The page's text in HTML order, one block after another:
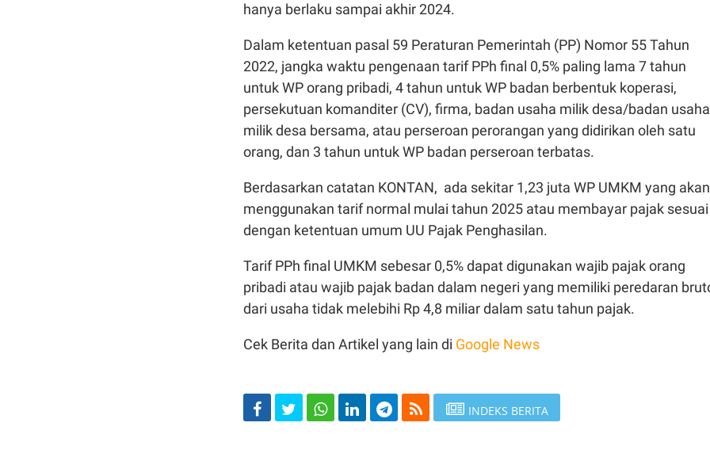
hanya berlaku sampai akhir 2024.
Dalam ketentuan pasal 59 Peraturan Pemerintah (PP) Nomor 55 Tahun
2022, jangka waktu pengenaan tarif PPh final 0,5% paling lama 7 tahun
untuk WP orang pribadi, 4 tahun untuk WP badan berbentuk koperasi,
persekutuan komanditer (CV), firma, badan usaha milik desa/badan usaha
milik desa bersama, atau perseroan perorangan yang didirikan oleh satu
orang, dan 3 tahun untuk WP badan perseroan terbatas.
Berdasarkan catatan KONTAN, ada sekitar 1,23 juta WP UMKM yang akan
menggunakan tarif normal mulai tahun 2025 atau membayar pajak sesuai
dengan ketentuan umum UU Pajak Penghasilan.
Tarif PPh final UMKM sebesar 0,5% dapat digunakan wajib pajak orang
pribadi atau wajib pajak badan dalam negeri yang memiliki peredaran
dari usaha tidak melebihi Rp 4,8 miliar dalam satu tahun pajak.
Cek Berita dan Artikel yang lain di Google News
INDEKS BERITA